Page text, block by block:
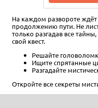
На каждом развороте
продолжению пути. Не
только разгадав все
свой квест.
Решайте
Ищите спрятанные
Разгадайте
Откройте все секреты